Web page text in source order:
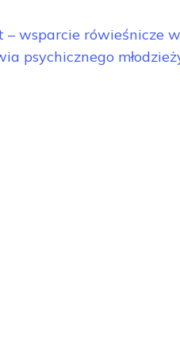
– wsparcie rówieśnicze w
psychicznego